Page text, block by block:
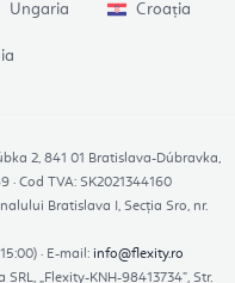
Ungaria Croația
2, 841 01 Bratislava-Dúbravka,
· Cod TVA: SK2021344160
Bratislava I, Secția Sro, nr.
· E-mail: info@flexity.ro
„Flexity-KNH-98413734”, Str.